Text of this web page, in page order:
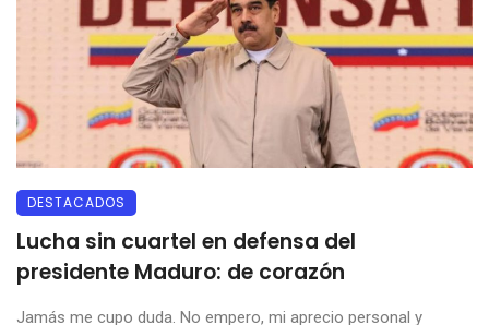
DESTACADOS
Lucha sin cuartel en defensa del
presidente Maduro: de corazón
Jamás me cupo duda. No empero, mi aprecio personal y